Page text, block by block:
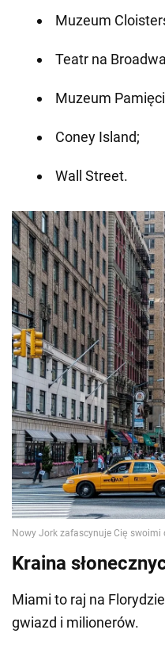
Muzeum
Teatr na
Muzeum
Coney Island;
Wall Street.
Kraina
Miami to raj na
gwiazd i milionerów.